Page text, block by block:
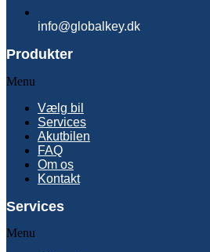
info@globalkey.dk
Produkter
Menu
Vælg bil
Services
Akutbilen
FAQ
Om os
Kontakt
Services
Menu